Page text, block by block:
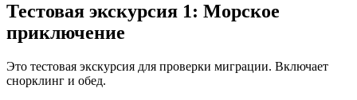
Тестовая экскурсия 1: Морское
приключение
Это тестовая экскурсия для проверки миграции. Включает
снорклинг и обед.